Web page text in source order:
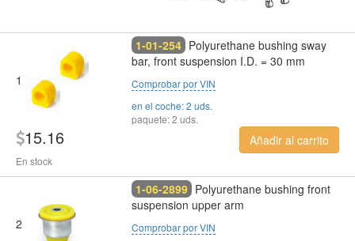
1
1-01-254 Polyurethane bushing sway
bar, front suspension I.D. = 30 mm
Comprobar por VIN
en el coche: 2 uds.
paquete: 2 uds.
15.16
En stock
Añadir al carrito
2
1-06-2899 Polyurethane bushing front
suspension upper arm
Comprobar por VIN